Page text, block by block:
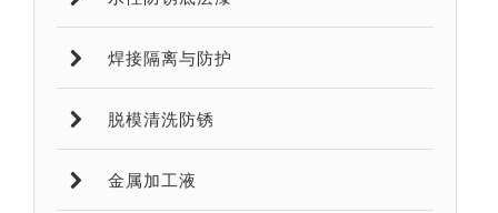
焊接隔离与防护
脱模清洗防锈
金属加工液